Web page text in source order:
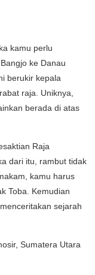
kamu perlu
ke Danau
berukir kepala
raja. Uniknya,
berada di atas
Raja
dari itu, rambut tidak
kamu harus
Toba. Kemudian
sejarah
Sumatera Utara